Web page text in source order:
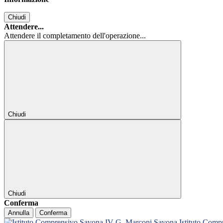
Chiudi
Attendere...
Attendere il completamento dell'operazione...
Chiudi
Chiudi
Conferma
Annulla Conferma